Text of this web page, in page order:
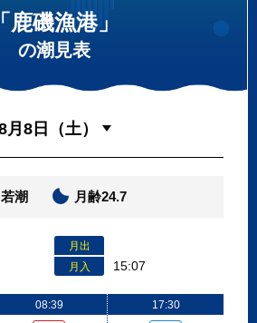
「鹿磯漁港」
の潮見表
若潮 月齢24.7
月出
月入
15:07
08:39 17:30